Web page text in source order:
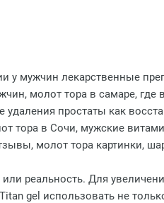
у мужчин лекарственные
молот тора в самаре, где
простаты как
тора в Сочи, мужские
молот тора картинки,
реальность. Для
gel использовать не